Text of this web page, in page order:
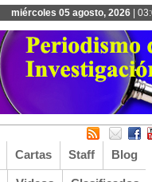
miércoles 05 agosto, 2026 |
Cartas Staff Blog